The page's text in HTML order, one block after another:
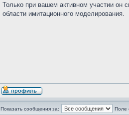
Только при вашем активном участии он
области имитационного моделирования.
Показать сообщения за: Поле